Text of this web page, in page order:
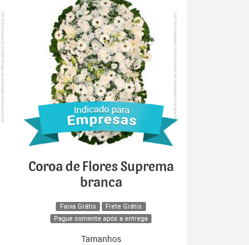
Coroa de Flores Suprema
branca
Faixa Grátis
Frete Grátis
Pague somente após a entrega
Tamanhos